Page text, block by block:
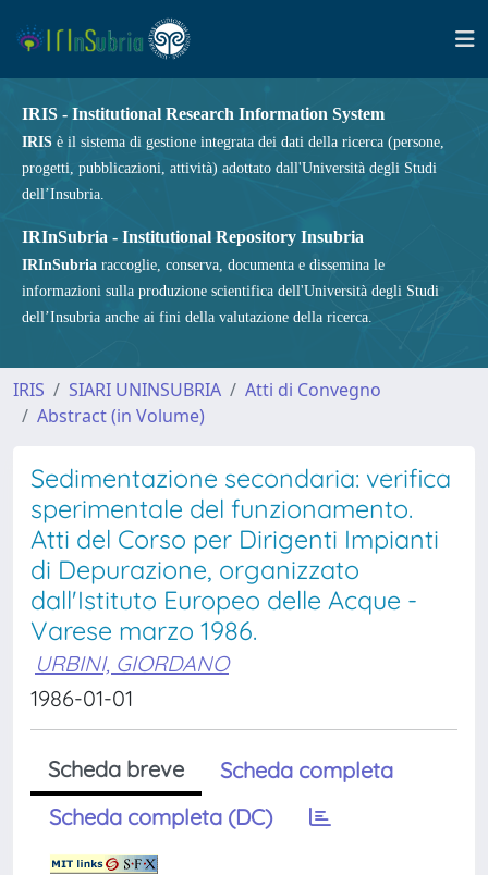
IRIS - Institutional Research Information System
IRIS è il sistema di gestione integrata dei dati della ricerca (persone,
progetti, pubblicazioni, attività) adottato dall'Università degli Studi
dell’Insubria.
IRInSubria - Institutional Repository Insubria
IRInSubria raccoglie, conserva, documenta e dissemina le
informazioni sulla produzione scientifica dell'Università degli Studi
dell’Insubria anche ai fini della valutazione della ricerca.
IRIS SIARI UNINSUBRIA
Atti di Convegno
Abstract (in Volume)
Sedimentazione secondaria: verifica
sperimentale del funzionamento.
Atti del Corso per Dirigenti Impianti
di Depurazione, organizzato
dall'Istituto Europeo delle Acque -
Varese marzo 1986.
URBINI, GIORDANO
1986-01-01
Scheda breve
Scheda completa
Scheda completa (DC)